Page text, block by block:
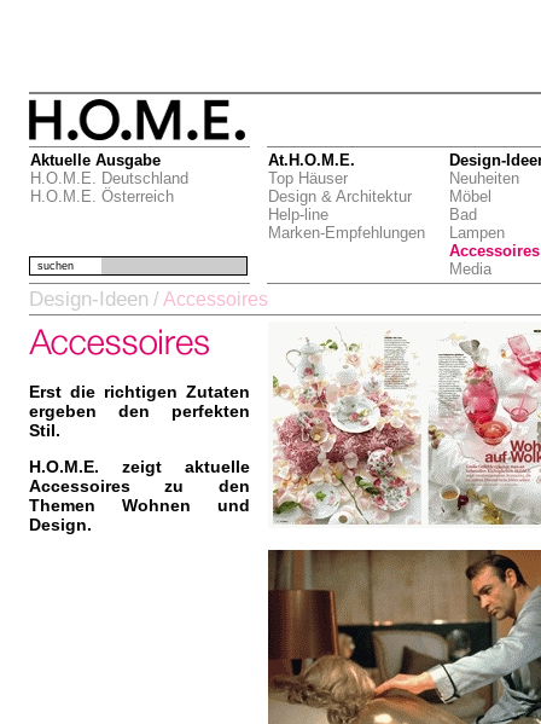
Aktuelle Ausgabe
H.O.M.E. Deutschland
H.O.M.E. Österreich
At.H.O.M.E.
Top Häuser
Design & Architektur
Help-line
Marken-Empfehlungen
Design-
Neuheiten
Möbel
Bad
Lampen
Accessoires
Media
suchen
Design-Ideen / Accessoires
Erst die richtigen Zutaten
ergeben den perfekten
Stil.
H.O.M.E. zeigt aktuelle
Accessoires zu den
Themen Wohnen und
Design.